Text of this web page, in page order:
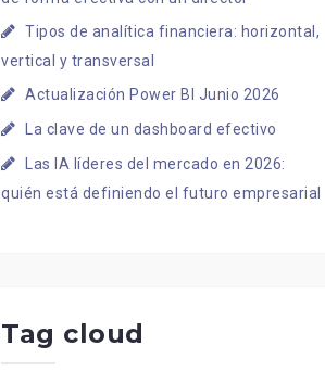
Tipos de analítica financiera: horizontal,
vertical y transversal
Actualización Power BI Junio 2026
La clave de un dashboard efectivo
Las IA líderes del mercado en 2026:
quién está definiendo el futuro empresarial
Tag cloud